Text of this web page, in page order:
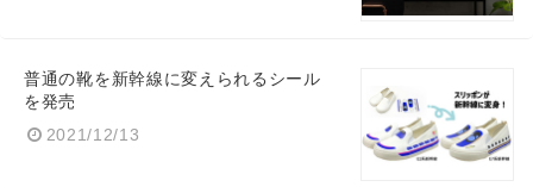
普通の靴を新幹線に変えられるシール
を発売
2021/12/13